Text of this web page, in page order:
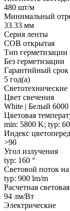
480 шт/м
Минимальный
33.33 мм
Серия ленты
COB открытая
Тип герметизации
Без герметизации
Гарантийный срок
5 год(а)
Светотехнические
Цвет свечения
White | Белый
Цветовая
min: 5800 K; typ:
Индекс
>90
Угол излучения
typ: 160 °
Световой поток
typ: 900 lm/m
Расчетная
94 лм/Вт
Электрические